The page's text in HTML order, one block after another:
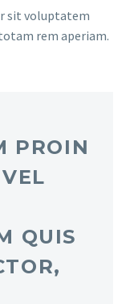
sit voluptatem
rem aperiam.
PROIN
QUIS